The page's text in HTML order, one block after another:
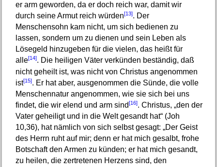
er arm geworden, da er doch reich war, damit wir
durch seine Armut reich würden[13]. Der
Menschensohn kam nicht, um sich bedienen zu
lassen, sondern um zu dienen und sein Leben als
Lösegeld hinzugeben für die vielen, das heißt für
alle[14]. Die heiligen Väter verkünden beständig, daß
nicht geheilt ist, was nicht von Christus angenommen
ist[15]. Er hat aber, ausgenommen die Sünde, die volle
Menschennatur angenommen, wie sie sich bei uns
findet, die wir elend und arm sind[16]. Christus, „den der
Vater geheiligt und in die Welt gesandt hat“ (Joh
10,36), hat nämlich von sich selbst gesagt: „Der Geist
des Herrn ruht auf mir; denn er hat mich gesalbt, frohe
Botschaft den Armen zu künden; er hat mich gesandt,
zu heilen, die zertretenen Herzens sind, den